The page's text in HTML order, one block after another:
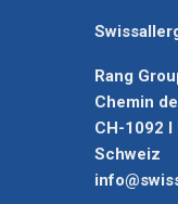
Rang
Chemin
CH-1092
Schweiz